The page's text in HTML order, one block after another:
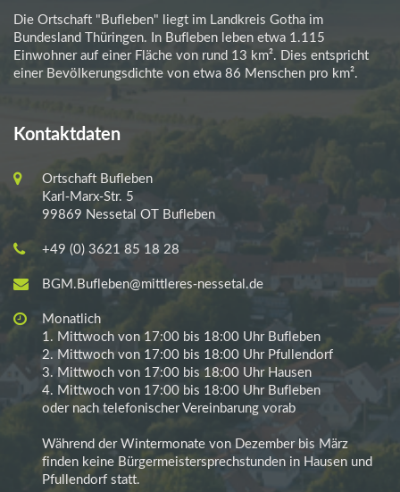
Die Ortschaft "Bufleben" liegt im Landkreis Gotha im
Bundesland Thüringen. In Bufleben leben etwa 1.115
Einwohner auf einer Fläche von rund 13 km². Dies entspricht
einer Bevölkerungsdichte von etwa 86 Menschen pro km².
Kontaktdaten
Ortschaft Bufleben
Karl-Marx-Str. 5
99869 Nessetal OT Bufleben
+49 (0) 3621 85 18 28
BGM.Bufleben@mittleres-nessetal.de
Monatlich
1. Mittwoch von 17:00 bis 18:00 Uhr Bufleben
2. Mittwoch von 17:00 bis 18:00 Uhr Pfullendorf
3. Mittwoch von 17:00 bis 18:00 Uhr Hausen
4. Mittwoch von 17:00 bis 18:00 Uhr Bufleben
oder nach telefonischer Vereinbarung vorab
Während der Wintermonate von Dezember bis März
finden keine Bürgermeistersprechstunden in Hausen und
Pfullendorf statt.